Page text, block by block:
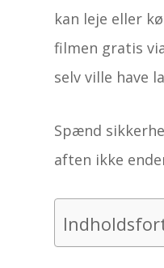
kan leje eller
filmen gratis
selv ville have
Spænd
aften ikke